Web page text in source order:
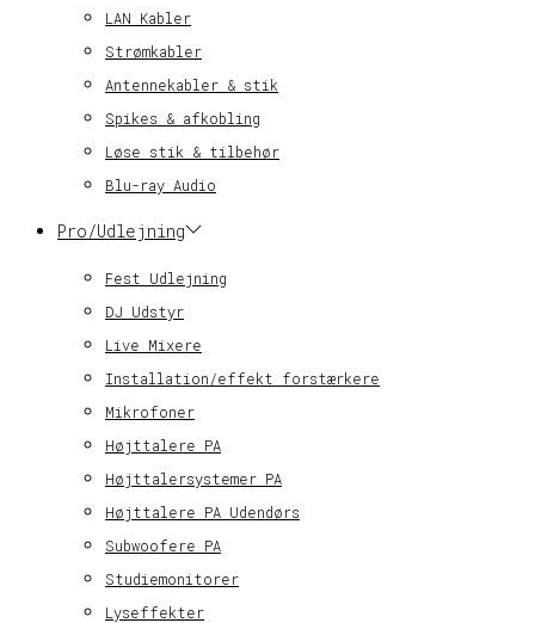
LAN Kabler
Strømkabler
Antennekabler & stik
Spikes & afkobling
Løse stik & tilbehør
Blu-ray Audio
Pro/Udlejning
Fest Udlejning
DJ Udstyr
Live Mixere
Installation/effekt forstærkere
Mikrofoner
Højttalere PA
Højttalersystemer PA
Højttalere PA Udendørs
Subwoofere PA
Studiemonitorer
Lyseffekter